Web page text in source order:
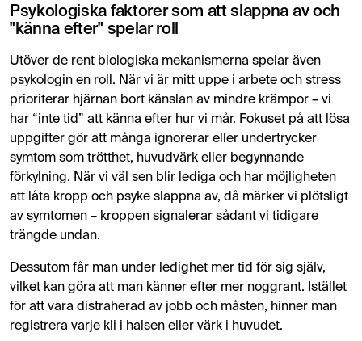
Psykologiska faktorer som att slappna av och
"känna efter" spelar roll
Utöver de rent biologiska mekanismerna spelar även
psykologin en roll. När vi är mitt uppe i arbete och stress
prioriterar hjärnan bort känslan av mindre krämpor – vi
har “inte tid” att känna efter hur vi mår. Fokuset på att lösa
uppgifter gör att många ignorerar eller undertrycker
symtom som trötthet, huvudvärk eller begynnande
förkylning. När vi väl sen blir lediga och har möjligheten
att låta kropp och psyke slappna av, då märker vi plötsligt
av symtomen – kroppen signalerar sådant vi tidigare
trängde undan​.
Dessutom får man under ledighet mer tid för sig själv,
vilket kan göra att man känner efter mer noggrant. Istället
för att vara distraherad av jobb och måsten, hinner man
registrera varje kli i halsen eller värk i huvudet.